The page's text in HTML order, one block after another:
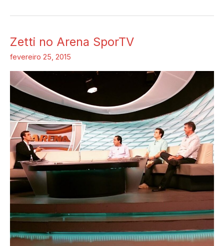
Zetti no Arena SporTV
fevereiro 25, 2015
Zetti
no
SporTV